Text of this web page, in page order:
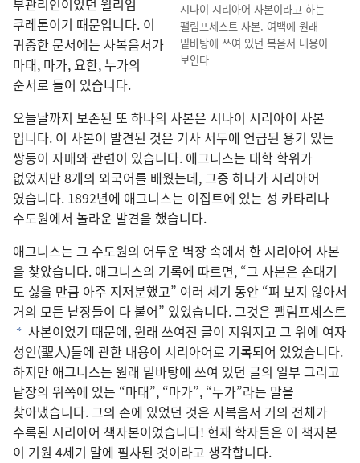
시나이 시리아어 사본이라고 하는
팰림프세스트 사본. 여백에 원래
밑바탕에 쓰여 있던 복음서 내용이
보인다
부관리인이었던 윌리엄
쿠레톤이기 때문입니다. 이
귀중한 문서에는 사복음서가
마태, 마가, 요한, 누가의
순서로 들어 있습니다.
오늘날까지 보존된 또 하나의 사본은 시나이 시리아어 사본
입니다. 이 사본이 발견된 것은 기사 서두에 언급된 용기 있는
쌍둥이 자매와 관련이 있습니다. 애그니스는 대학 학위가
없었지만 8개의 외국어를 배웠는데, 그중 하나가 시리아어
였습니다. 1892년에 애그니스는 이집트에 있는 성 카타리나
수도원에서 놀라운 발견을 했습니다.
애그니스는 그 수도원의 어두운 벽장 속에서 한 시리아어 사본
을 찾았습니다. 애그니스의 기록에 따르면, “그 사본은 손대기
도 싫을 만큼 아주 지저분했고” 여러 세기 동안 “펴 보지 않아서
거의 모든 낱장들이 다 붙어” 있었습니다. 그것은 팰림프세스트
* 사본이었기 때문에, 원래 쓰여진 글이 지워지고 그 위에 여자
성인(聖人)들에 관한 내용이 시리아어로 기록되어 있었습니다.
하지만 애그니스는 원래 밑바탕에 쓰여 있던 글의 일부 그리고
낱장의 위쪽에 있는 “마태”, “마가”, “누가”라는 말을
찾아냈습니다. 그의 손에 있었던 것은 사복음서 거의 전체가
수록된 시리아어 책자본이었습니다! 현재 학자들은 이 책자본
이 기원 4세기 말에 필사된 것이라고 생각합니다.